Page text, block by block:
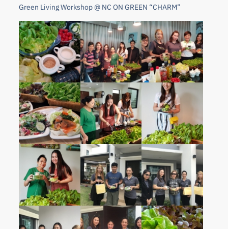
Green Living Workshop @ NC ON GREEN “CHARM”